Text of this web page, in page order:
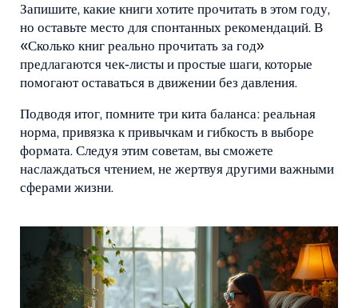
Запишите, какие книги хотите прочитать в этом году,
но оставьте место для спонтанных рекомендаций. В
«Сколько книг реально прочитать за год»
предлагаются чек‑листы и простые шаги, которые
помогают оставаться в движении без давления.
Подводя итог, помните три кита баланса: реальная
норма, привязка к привычкам и гибкость в выборе
формата. Следуя этим советам, вы сможете
наслаждаться чтением, не жертвуя другими важными
сферами жизни.